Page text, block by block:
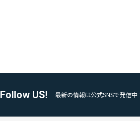
Follow US! 最新の情報は公式SNSで発信中